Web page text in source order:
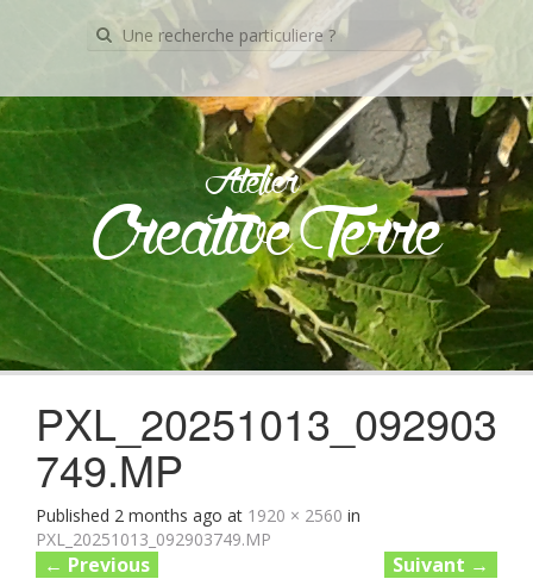
Recherche
pour:
Atelier
Creative Terre
Skip
to
PXL_20251013_092903
749.MP
Published 2 months ago at 1920 × 2560 in
PXL_20251013_092903749.MP
← Previous Suivant →